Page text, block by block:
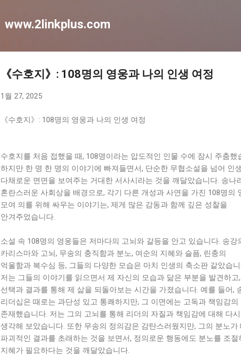
www.2linkplus.com
《수호지》: 108명의 영웅과 나의 인생 여정
1월 27, 2025
《수호지》: 108명의 영웅과 나의 인생 여정
수호지를 처음 접했을 때, 108명이라는 압도적인 인물 수에 잠시 주춤했
하지만 한 명 한 명의 이야기에 빠져들면서, 단순한 무협소설을 넘어 인
다채로운 면면을 보여주는 거대한 서사시라는 것을 깨달았습니다. 송나
혼란스러운 사회상을 배경으로, 각기 다른 개성과 사연을 가진 108명의
모여 의를 위해 싸우는 이야기는, 제게 많은 감동과 함께 깊은 성찰을
안겨주었습니다.
소설 속 108명의 영웅들은 저마다의 고뇌와 갈등을 안고 있습니다. 송강
카리스마와 고뇌, 무송의 충직함과 분노, 여순의 지혜와 슬픔, 린충의
억울함과 복수심 등, 그들의 다양한 모습은 마치 인생의 축소판 같았습니
저는 그들의 이야기를 읽으면서 제 자신의 모습과 닮은 부분을 발견하고
선택과 결과를 통해 제 삶을 되돌아보는 시간을 가졌습니다. 예를 들어,
리더십은 때로는 과단성 있고 통쾌하지만, 그 이면에는 고독과 책임감의
존재했습니다. 저는 그의 고뇌를 통해 리더의 자질과 책임감에 대해 다
생각해 보았습니다. 또한 무송의 정의감은 감탄스러웠지만, 그의 분노가
파괴적인 결과를 초래하는 것을 보면서, 정의로운 행동에도 분노를 조절
지혜가 필요하다는 것을 깨달았습니다.